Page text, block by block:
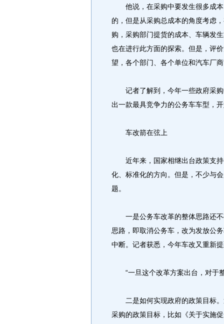
他说，在采购中要发生很多成本
的，但是从采购总成本的角度考虑
购，采购部门提货的成本、车辆发
也在进行此方面的探索。但是，评
望，各个部门、各个单位和汽车厂
记者了解到，今年一些政府采购
出一款最具竞争力的公务车车型，
车改箭在弦上
近年来，国家相继出台政策支持
化、标准化的方向。但是，不少与
题。
一是公务车改革的整体思路还不
思路，即取消公务车，改为发放公
中断。记者获悉，今年车改又重新
“一旦这个改革方案出台，对于
二是如何实现政府的政策目标。
采购的政策目标，比如《关于实施